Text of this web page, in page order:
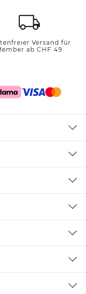
Versand für
ab CHF 49